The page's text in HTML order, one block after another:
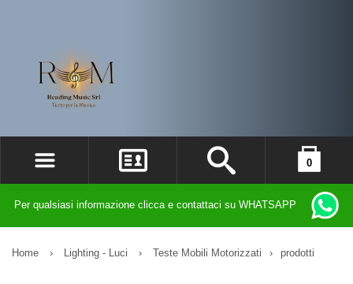
ACCEDI
REGISTRATI
0
Per qualsiasi informazione clicca e contattaci su WHATSAPP
Home › Lighting - Luci › Teste Mobili Motorizzati › prodotti